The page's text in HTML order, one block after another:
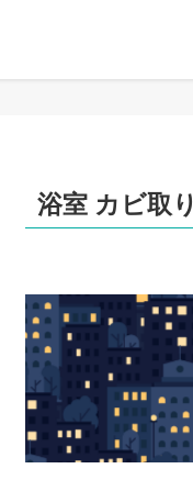
浴室 カビ取り